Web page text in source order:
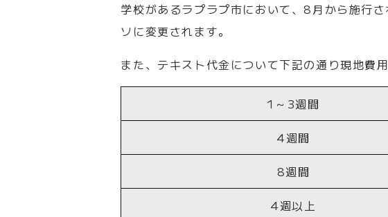
学校があるラプラプ市において、8月から施
ソに変更されます。
また、テキスト代金について下記の通り現地費
1～3週間
4週間
8週間
4週以上